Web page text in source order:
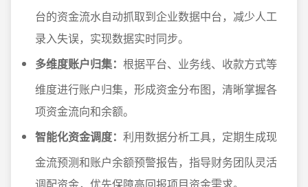
台的资金流水自动抓取到企业数据中台，减少人工
录入失误，实现数据实时同步。
多维度账户归集： 根据平台、业务线、收款方式等
维度进行账户归集，形成资金分布图，清晰掌握各
项资金流向和余额。
智能化资金调度： 利用数据分析工具，定期生成现
金流预测和账户余额预警报告，指导财务团队灵活